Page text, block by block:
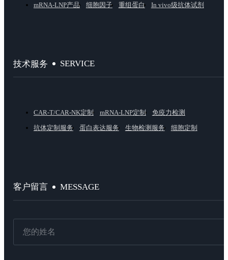
mRNA-LNP产品
细胞因子 重组蛋白 In vivo级抗体试剂
技术服务 SERVICE
CAR-T/CAR-NK定制 mRNA-LNP定制
免疫力检测
抗体定制服务
蛋白表达服务 生物检测服务 细胞定制
客户留言 MESSAGE